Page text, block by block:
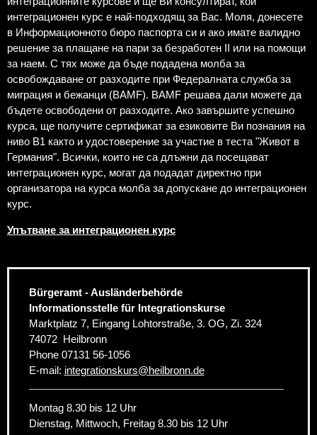
интеграционен курс е най-подходящ за Вас. Моля, донесете
в Информационното бюро паспорта си и ако имате валидно
решение за плащанe на пари за безработен II или на помощи
за наем. С тях може да бъде подадена молба за
освобождаване от разходите при Федералната служба за
миграция и бежанци (BAMF). BAMF решава дали можете да
бъдете освободени от разходите. Ако завършите успешно
курса, ще получите сертификат за езиковите Ви познания на
ниво B1 както и удостоверение за участие в теста "Живот в
Германия". Всички, които не са длъжни да посещават
интеграционен курс, могат да подадат директно при
организатора на курса молба за допускане до интеграционен
курс.
Упътване за интеграционен курс
Bürgeramt - Ausländerbehörde
Informationsstelle für Integrationskurse
Marktplatz 7, Eingang Lohtorstraße, 3. OG, Zi. 324
74072 Heilbronn
Phone 07131 56-1056
E-mail: integrationskurs@heilbronn.de
Montag 8.30 bis 12 Uhr
Dienstag, Mittwoch, Freitag 8.30 bis 12 Uhr